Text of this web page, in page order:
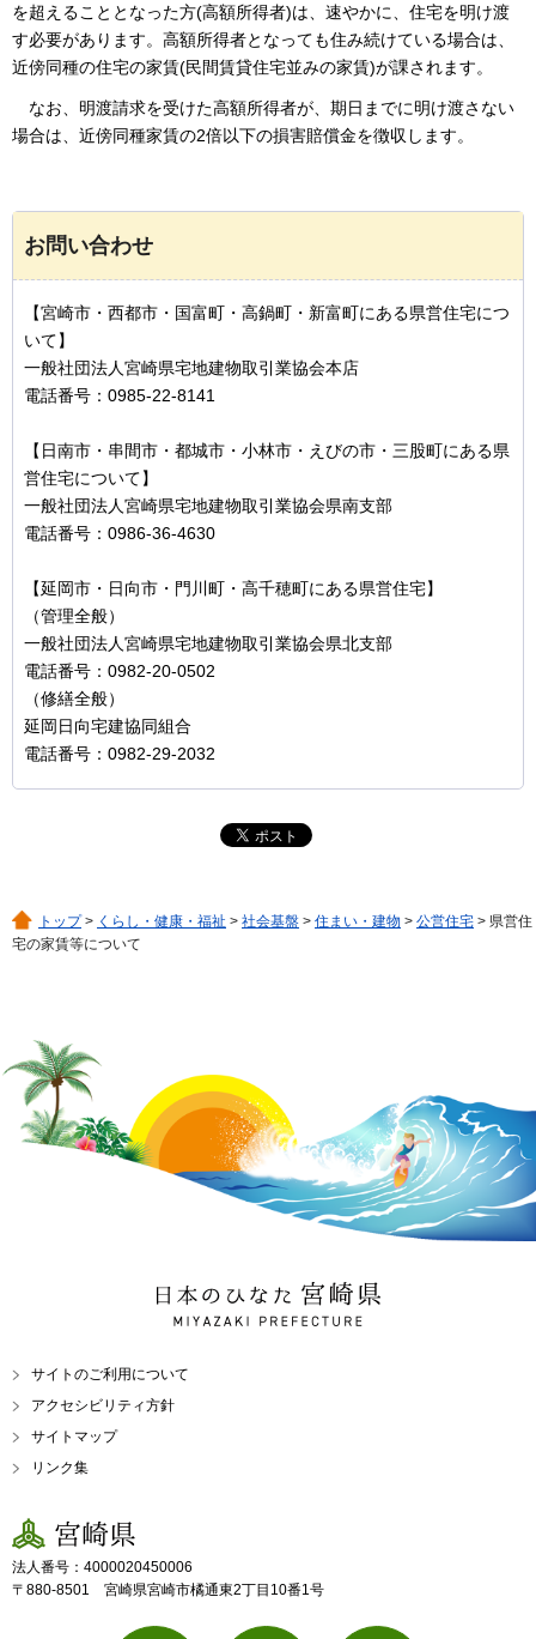
を超えることとなった方(高額所得者)は、速やかに、住宅を明け渡
す必要があります。高額所得者となっても住み続けている場合は、
近傍同種の住宅の家賃(民間賃貸住宅並みの家賃)が課されます。
なお、 明渡請求を受けた高額所得者が、期日までに明け渡さない
場合は、近傍同種家賃の2倍以下の損害賠償金を徴収します。
お問い合わせ
【宮崎市・西都市・国富町・高鍋町・新富町にある県営住宅につ
いて】
一般社団法人宮崎県宅地建物取引業協会本店
電話番号：0985-22-8141
【日南市・串間市・都城市・小林市・えびの市・三股町にある県
営住宅について】
一般社団法人宮崎県宅地建物取引業協会県南支部
電話番号：0986-36-4630
【延岡市・日向市・門川町・高千穂町にある県営住宅】
（管理全般）
一般社団法人宮崎県宅地建物取引業協会県北支部
電話番号：0982-20-0502
（修繕全般）
延岡日向宅建協同組合
電話番号：0982-29-2032
トップ> くらし・健康・福祉 > 社会基盤 > 住まい・建物 > 公営住宅 > 県営住
宅の家賃等について
日本のひなた 宮崎県
MIYAZAKI PREFECTURE
サイトのご利用について
アクセシビリティ方針
サイトマップ
リンク集
宮崎県
法人番号：4000020450006
〒880-8501 宮崎県宮崎市橘通東2丁目10番1号